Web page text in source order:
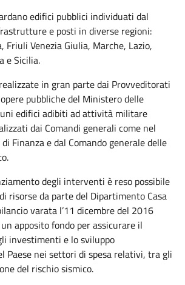
edifici pubblici individuati dal
e posti in diverse regioni:
Friuli Venezia Giulia, Marche, Lazio,
e Sicilia.
in gran parte dai Provveditorati
pubbliche del Ministero delle
edifici adibiti ad attività militare
dai Comandi generali come nel
Finanza e dal Comando generale delle
degli interventi è reso possibile
risorse da parte del Dipartimento Casa
varata l’11 dicembre del 2016
apposito fondo per assicurare il
investimenti e lo sviluppo
Paese nei settori di spesa relativi, tra gli
del rischio sismico.